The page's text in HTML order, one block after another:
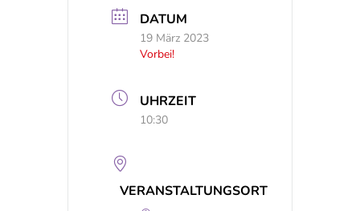
DATUM
19 März 2023
Vorbei!
UHRZEIT
10:30
VERANSTALTUNGSORT